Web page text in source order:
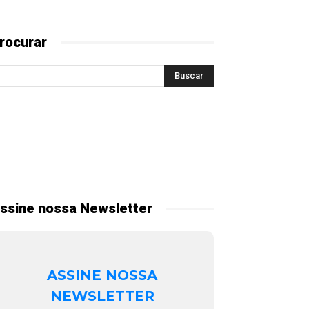
nossa Newsletter
ASSINE NOSSA
NEWSLETTER